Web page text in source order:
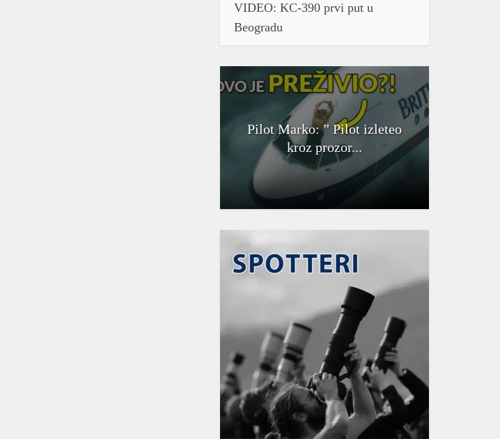
VIDEO: KC-390 prvi put u
Beogradu
Pilot Marko: ” Pilot izleteo
kroz prozor...